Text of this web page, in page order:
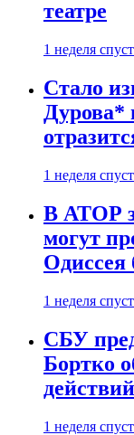
театре
1 неделя
Стало
Дурова*
1 неделя
В АТОР
могут
Одиссея
1 неделя
СБУ
Бортко
1 неделя